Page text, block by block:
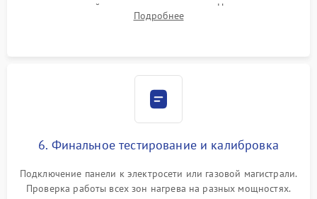
проверкой равномерности зазоров. Нанесение
термостойкого герметика или укладка уплотнительной
Подробнее
6. Финальное тестирование и калибровка
Подключение панели к электросети или газовой магистрали.
Проверка работы всех зон нагрева на разных мощностях.